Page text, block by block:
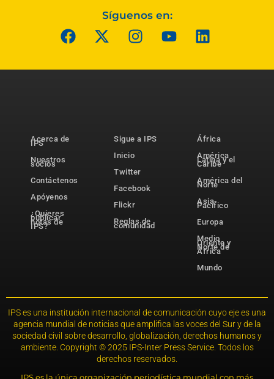
Síguenos en:
Acerca de
IPS
Nuestros
socios
Contáctenos
Apóyenos
¿Quieres
publicar
notas de
IPS?
Sigue a IPS
Inicio
Twitter
Facebook
Flickr
Reglas de
comunidad
África
América
Latina y el
Caribe
América del
Norte
Asia-
Pacífico
Europa
Medio
Oriente y
Norte de
África
Mundo
IPS es una institución internacional de comunicación cuyo eje es una
agencia mundial de noticias que amplifica las voces del Sur y de la
sociedad civil sobre desarrollo, globalización, derechos humanos y
ambiente. Copyright © 2025 IPS-Inter Press Service. Todos los
derechos reservados.